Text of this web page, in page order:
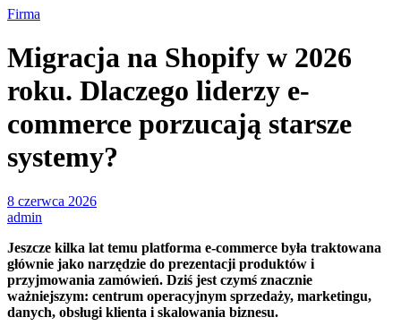
Firma
Migracja na Shopify w 2026
roku. Dlaczego liderzy e-
commerce porzucają starsze
systemy?
8 czerwca 2026
admin
Jeszcze kilka lat temu platforma e-commerce była traktowana
głównie jako narzędzie do prezentacji produktów i
przyjmowania zamówień. Dziś jest czymś znacznie
ważniejszym: centrum operacyjnym sprzedaży, marketingu,
danych, obsługi klienta i skalowania biznesu.